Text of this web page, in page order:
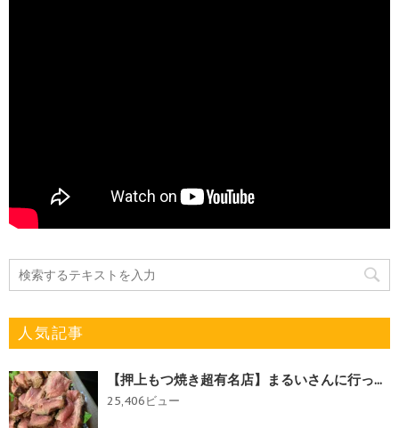
人気記事
【押上もつ焼き超有名店】まるいさんに行っ...
25,406ビュー